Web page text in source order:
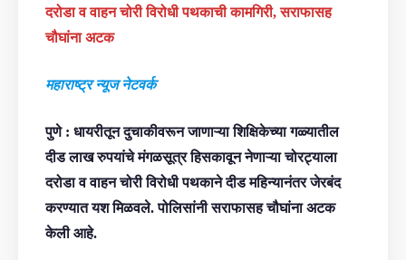
दरोडा व वाहन चोरी विरोधी पथकाची कामगिरी, सराफासह
चौघांना अटक
महाराष्ट्र न्यूज नेटवर्क
पुणे : धायरीतून दुचाकीवरून जाणाऱ्या शिक्षिकेच्या गळ्यातील
दीड लाख रुपयांचे मंगळसूत्र हिसकावून नेणाऱ्या चोरट्याला
दरोडा व वाहन चोरी विरोधी पथकाने दीड महिन्यानंतर जेरबंद
करण्यात यश मिळवले. पोलिसांनी सराफासह चौघांना अटक
केली आहे.